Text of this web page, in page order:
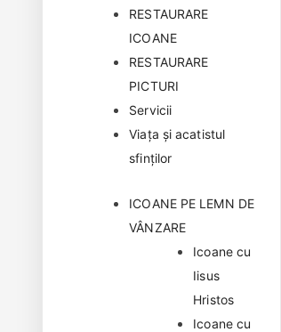
RESTAURARE
ICOANE
RESTAURARE
PICTURI
Servicii
Viața și acatistul
sfinților
ICOANE PE LEMN DE
VÂNZARE
Icoane cu
Iisus
Hristos
Icoane cu